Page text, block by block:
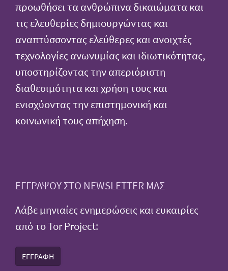
προωθήσει τα ανθρώπινα δικαιώματα και
τις ελευθερίες δημιουργώντας και
αναπτύσσοντας ελεύθερες και ανοιχτές
τεχνολογίες ανωνυμίας και ιδιωτικότητας,
υποστηρίζοντας την απεριόριστη
διαθεσιμότητα και χρήση τους και
ενισχύοντας την επιστημονική και
κοινωνική τους απήχηση.
ΕΓΓΡΑΨΟΥ ΣΤΟ NEWSLETTER ΜΑΣ
Λάβε μηνιαίες ενημερώσεις και ευκαιρίες
από το Tor Project:
ΕΓΓΡΑΦΗ